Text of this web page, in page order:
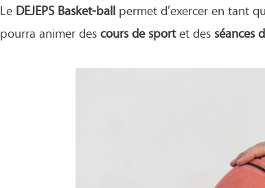
Le DEJEPS Basket-ballpermet d’exercer en tant
pourra animer descours de sportet des séances